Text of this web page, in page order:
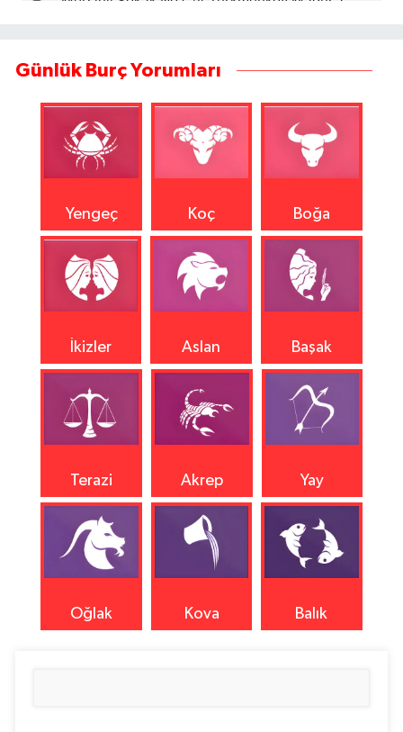
Günlük Burç Yorumları
Yengeç Koç Boğa
İkizler Aslan Başak
Terazi Akrep Yay
Oğlak Kova Balık